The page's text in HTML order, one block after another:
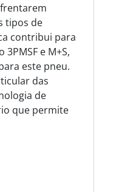
tipos de
contribui para
e M+S,
este pneu.
das
de
que permite